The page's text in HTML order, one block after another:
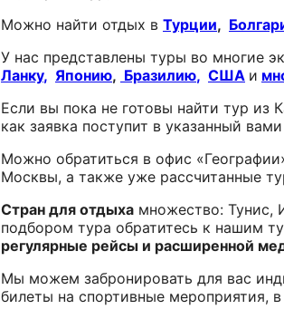
Можно найти отдых в Турции,
У нас представлены туры во многие
Ланку, Японию, Бразилию, США и
Если вы пока не готовы найти тур из
как заявка поступит в указанный
Можно обратиться в офис
Москвы, а также уже рассчитанные
Стран для отдыха множество: Тунис,
подбором тура обратитесь к нашим
регулярные рейсы и расширенной
Мы можем забронировать для вас
билеты на спортивные мероприятия,